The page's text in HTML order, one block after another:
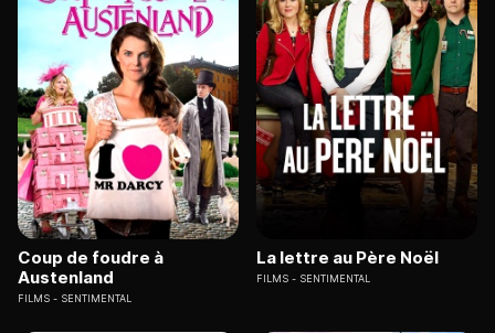
Coup de foudre à
Austenland
FILMS SENTIMENTAL
La lettre au Père Noël
FILMS SENTIMENTAL